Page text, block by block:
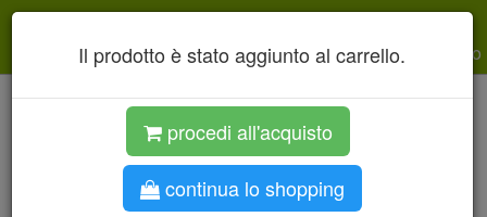
Il prodotto è stato aggiunto al carrello.
procedi all'acquisto
continua lo shopping
esci profilo